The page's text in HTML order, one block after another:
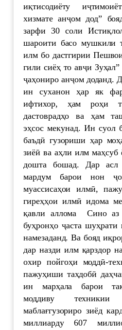
иқтисодиёту
хизмате анҷом дод”
зарфи 30 соли
шароити басо мушкили
илм бо дастгирии
гили сиёҳ то авҷи
ҷаҳониро анҷом доданд.
ин суханон ҳар як
ифтихор, ҳам роҳи
дастоврадҳо ва ҳам
эҳсос мекунад. Ин суол
баъдӣ гузориши ҳар
зиёӣ ва аҳли илм маҳсуб
дошта бошад. Дар
мардум барои нон
муассисаҳои илмӣ,
гиреҳҳои илмӣ идома
қавли аллома Сино аз
буҳронҳо ҷаста
намезаданд. Ва бояд
дар назди илм қарздор
охир пойгоҳи моддӣ-
пажуҳиши таҳдобӣ
ин марҳала барои
моддиву
маблағгузориро зиёд
миллиарду 607